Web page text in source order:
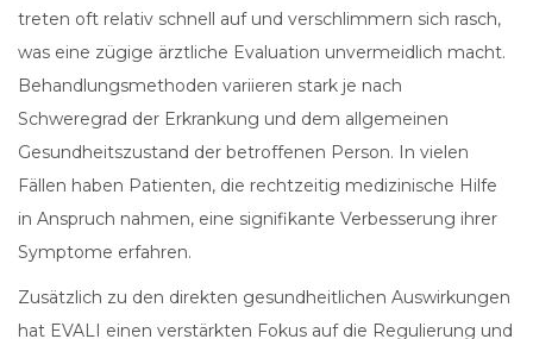
treten oft relativ schnell auf und verschlimmern sich rasch,
was eine zügige ärztliche Evaluation unvermeidlich macht.
Behandlungsmethoden variieren stark je nach
Schweregrad der Erkrankung und dem allgemeinen
Gesundheitszustand der betroffenen Person. In vielen
Fällen haben Patienten, die rechtzeitig medizinische Hilfe
in Anspruch nahmen, eine signifikante Verbesserung ihrer
Symptome erfahren.
Zusätzlich zu den direkten gesundheitlichen Auswirkungen
hat EVALI einen verstärkten Fokus auf die Regulierung und